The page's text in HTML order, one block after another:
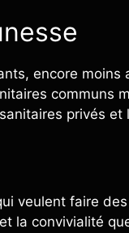
encore
communs
privés
veulent faire
la convivialité